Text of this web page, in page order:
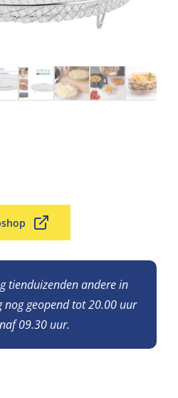
tienduizenden andere in
nog geopend tot 20.00 uur
09.30 uur.